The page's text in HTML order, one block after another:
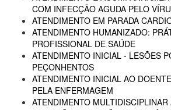
COM INFECÇÃO AGUDA PELO
ATENDIMENTO EM PARADA
ATENDIMENTO HUMANIZADO:
PROFISSIONAL DE SAÚDE
ATENDIMENTO INICIAL - LESÕES
PEÇONHENTOS
ATENDIMENTO INICIAL AO
PELA ENFERMAGEM
ATENDIMENTO